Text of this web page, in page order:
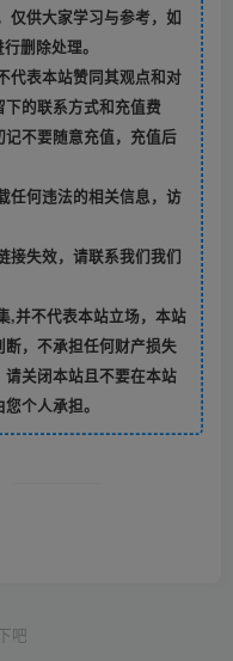
仅供大家学习与参考，如
删除处理。
代表本站赞同其观点和对
的联系方式和充值费
不要随意充值，充值后
任何违法的相关信息，访
接失效，请联系我们我们
,并不代表本站立场，本站
，不承担任何财产损失
关闭本站且不要在本站
个人承担。
吧